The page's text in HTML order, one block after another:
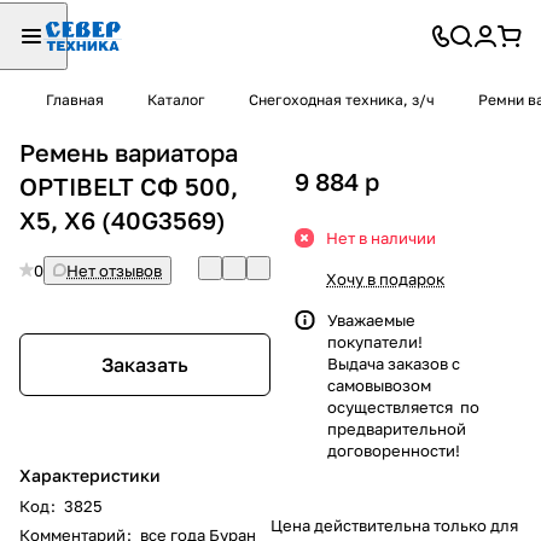
Главная Каталог Снегоходная техника, з/ч Ремни
Ремень вариатора
OPTIBELT СФ 500,
X5, X6 (40G3569)
0 Нет отзывов
Заказать
Характеристики
Код: 3825
Комментарий: все года Буран
9 884 p
Нет в наличии
Хочу в подарок
Уважаемые
покупатели!
Выдача заказов с
самовывозом
осуществляется по
предварительной
договоренности!
Цена действительна только для